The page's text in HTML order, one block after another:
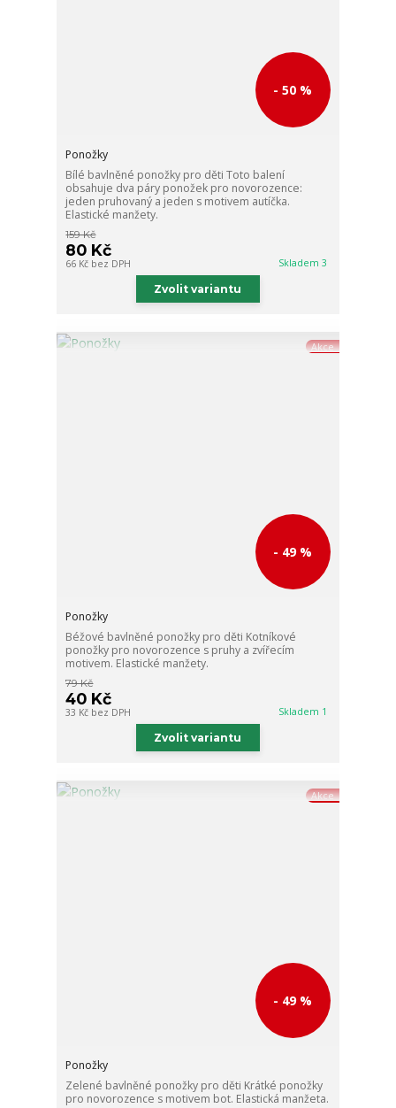
- 50 %
Ponožky
Bílé bavlněné ponožky pro děti Toto balení
obsahuje dva páry ponožek pro novorozence:
jeden pruhovaný a jeden s motivem autíčka.
Elastické manžety.
159 Kč
80 Kč
66 Kč bez DPH Skladem 3
Zvolit variantu
Akce
- 49 %
Ponožky
Béžové bavlněné ponožky pro děti Kotníkové
ponožky pro novorozence s pruhy a zvířecím
motivem. Elastické manžety.
79 Kč
40 Kč
33 Kč bez DPH Skladem 1
Zvolit variantu
Akce
- 49 %
Ponožky
Zelené bavlněné ponožky pro děti Krátké ponožky
pro novorozence s motivem bot. Elastická manžeta.